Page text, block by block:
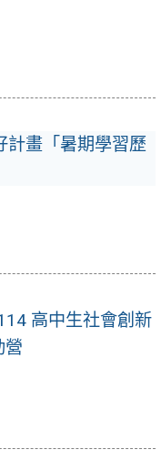
計畫「暑期學習歷
高中生社會創新
營